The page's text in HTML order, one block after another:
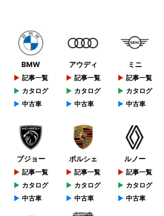
BMW
記事一覧
カタログ
中古車
アウディ
記事一覧
カタログ
中古車
ミニ
記事一覧
カタログ
中古車
プジョー
記事一覧
カタログ
中古車
ポルシェ
記事一覧
カタログ
中古車
ルノー
記事一覧
カタログ
中古車